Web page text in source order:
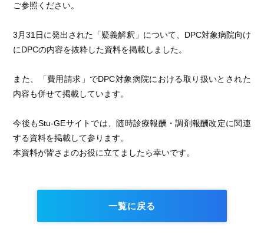
ご参照ください。
3月31日に発出された「疑義解釈」について、DPC対象病院向け
にDPCの内容を抜粋した資料を掲載しました。
また、「費用請求」でDPC対象病院における取り扱いとされた
内容も併せて掲載しています。
今後もStu-GEサイトでは、随時診療報酬・調剤報酬改定に関連
する資料を掲載して参ります。
本資料が皆さまのお役に立てましたら幸いです。
一覧に戻る